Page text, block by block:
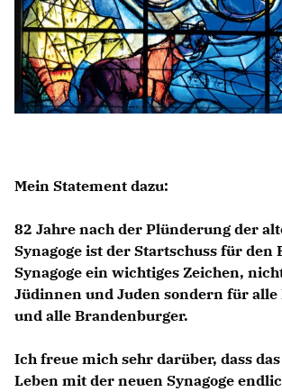
Mein Statement dazu:
82 Jahre nach der Plünderung der
Synagoge ist der Startschuss für den
Synagoge ein wichtiges Zeichen,
Jüdinnen und Juden sondern für alle
und alle Brandenburger.
Ich freue mich sehr darüber, dass
Leben mit der neuen Synagoge